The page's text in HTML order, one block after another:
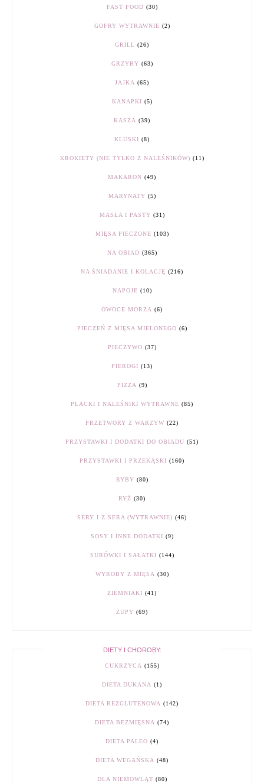
FAST FOOD (30)
GOFRY WYTRAWNIE (2)
GRILL (26)
GRZYBY (63)
JAJKA (65)
KANAPKI (5)
KASZA (39)
KLUSKI (8)
KROKIETY (NIE TYLKO Z NALEŚNIKÓW) (11)
MAKARON (49)
MARYNATY (5)
MASŁA I PASTY (31)
MIĘSA PIECZONE (103)
NA OBIAD (365)
NA ŚNIADANIE I KOLACJĘ (216)
NAPOJE (10)
OWOCE MORZA (6)
PIECZEŃ Z MIĘSA MIELONEGO (6)
PIECZYWO (37)
PIEROGI (13)
PIZZA (9)
PLACKI I NALEŚNIKI WYTRAWNE (85)
PRZETWORY Z WARZYW (22)
PRZYSTAWKI I DODATKI DO OBIADU (51)
PRZYSTAWKI I PRZEKĄSKI (160)
RYBY (80)
RYŻ (30)
SERY I Z SERA (WYTRAWNIE) (46)
SOSY I INNE DODATKI (9)
SURÓWKI I SAŁATKI (144)
WYROBY Z MIĘSA (30)
ZIEMNIAKI (41)
ZUPY (69)
DIETY I CHOROBY:
CUKRZYCA (155)
DIETA DUKANA (1)
DIETA BEZGLUTENOWA (142)
DIETA BEZMIĘSNA (74)
DIETA PALEO (4)
DIETA WEGAŃSKA (48)
DLA NIEMOWLĄT (80)